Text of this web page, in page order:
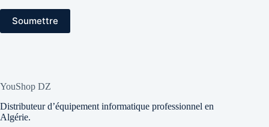
Soumettre
YouShop DZ
Distributeur d’équipement informatique professionnel en
Algérie.